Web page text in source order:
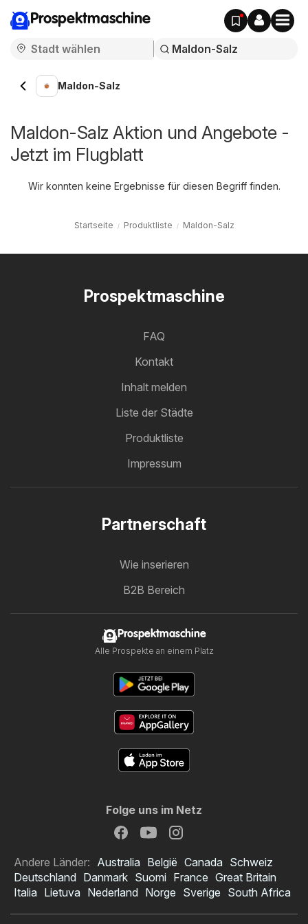
Prospektmaschine
Maldon-Salz
Maldon-Salz Aktion und Angebote -
Jetzt im Flugblatt
Wir konnten keine Ergebnisse für diesen Begriff finden.
Startseite Produktliste Maldon-Salz
Prospektmaschine
FAQ
Kontakt
Inhalt melden
Liste der Städte
Produktliste
Impressum
Partnerschaft
Wie inserieren
B2B Bereich
Prospektmaschine
Alle Prospekte an einem Platz
Folge uns im Netz
Andere Länder: Australia België Canada Schweiz
Deutschland Danmark Suomi France Great Britain
Italia Lietuva Nederland Norge Sverige South Africa